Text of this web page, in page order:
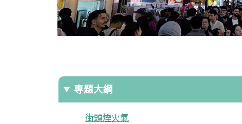
專題大綱
街頭煙火氣